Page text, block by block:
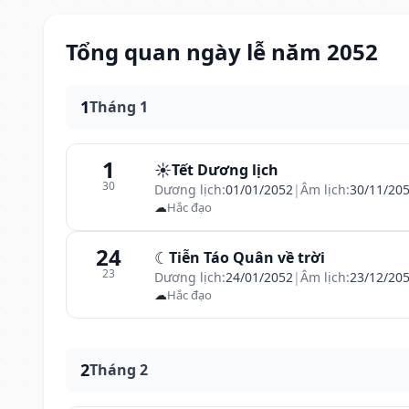
Tổng quan ngày lễ năm 2052
1Tháng 1
1
30
☀️Tết Dương lịch
Dương lịch:01/01/2052|Âm lịch:30/11/
☁Hắc đạo
24
23
☾ Tiễn Táo Quân về trời
Dương lịch:24/01/2052|Âm lịch:23/12/
☁Hắc đạo
2Tháng 2